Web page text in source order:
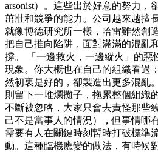
arsonist）。這些出於好意的努力，
茁壯和競爭的能力。公司越來越擅
就像博德研究所一樣，哈雷雖然創
把自己推向陷阱，面對滿滿的混亂
撐。 「一邊救火，一邊縱火」的惡
現象。你大概也在自己的組織看過
然初衷是好的，卻製造出更多混亂
則留下一堆爛攤子，拖累整個組織
不斷被忽略，大家只會去責怪那些
己不是當事人的情況），但事情哪
需要有人在關鍵時刻暫時打破標準
動。這種臨機應變的做法，有時候